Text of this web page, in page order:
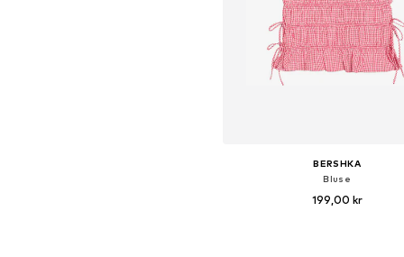
BERSHKA
Bluse
199,00 kr